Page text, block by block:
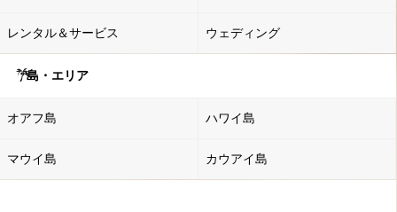
レンタル＆サービス ウェディング
島・エリア
オアフ島 ハワイ島
マウイ島 カウアイ島